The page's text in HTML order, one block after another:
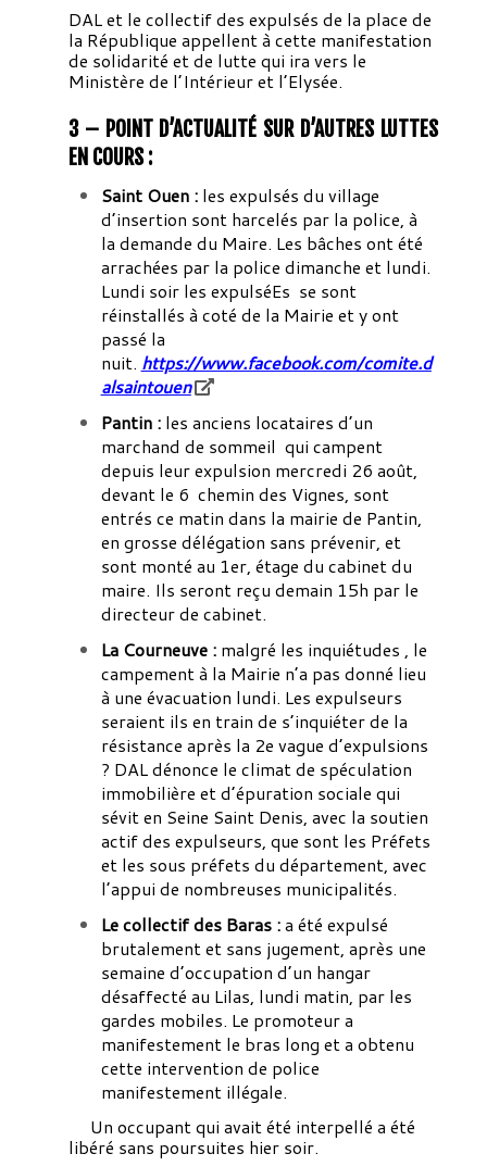
DAL et le collectif des expulsés de la place de
la République appellent à cette manifestation
de solidarité et de lutte qui ira vers le
Ministère de l’Intérieur et l’Elysée.
3 – POINT D’ACTUALITÉ SUR D’AUTRES LUTTES
EN COURS :
Saint Ouen :les expulsés du village
d’insertion sont harcelés par la police, à
la demande du Maire. Les bâches ont été
arrachées par la police dimanche et lundi.
Lundi soir les expulséEs se sont
réinstallés à coté de la Mairie et y ont
passé la
nuit. https://www.facebook.com/comite.d
alsaintouen
Pantin :les anciens locataires d’un
marchand de sommeil qui campent
depuis leur expulsion mercredi 26 août,
devant le 6 chemin des Vignes, sont
entrés ce matin dans la mairie de Pantin,
en grosse délégation sans prévenir, et
sont monté au 1er, étage du cabinet du
maire. Ils seront reçu demain 15h par le
directeur de cabinet.
La Courneuve :malgré les inquiétudes , le
campement à la Mairie n’a pas donné lieu
à une évacuation lundi. Les expulseurs
seraient ils en train de s’inquiéter de la
résistance après la 2e vague d’expulsions
? DAL dénonce le climat de spéculation
immobilière et d’épuration sociale qui
sévit en Seine Saint Denis, avec la soutien
actif des expulseurs, que sont les Préfets
et les sous préfets du département, avec
l’appui de nombreuses municipalités.
Le collectif des Baras :a été expulsé
brutalement et sans jugement, après une
semaine d’occupation d’un hangar
désaffecté au Lilas, lundi matin, par les
gardes mobiles. Le promoteur a
manifestement le bras long et a obtenu
cette intervention de police
manifestement illégale.
Un occupant qui avait été interpellé a été
libéré sans poursuites hier soir.